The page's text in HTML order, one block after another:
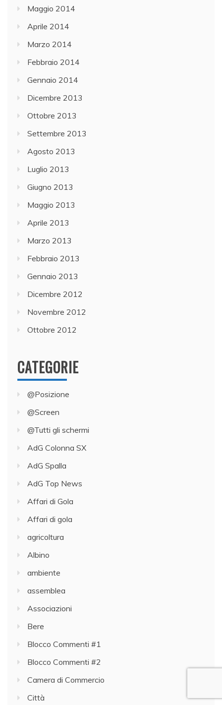
Maggio 2014
Aprile 2014
Marzo 2014
Febbraio 2014
Gennaio 2014
Dicembre 2013
Ottobre 2013
Settembre 2013
Agosto 2013
Luglio 2013
Giugno 2013
Maggio 2013
Aprile 2013
Marzo 2013
Febbraio 2013
Gennaio 2013
Dicembre 2012
Novembre 2012
Ottobre 2012
CATEGORIE
@Posizione
@Screen
@Tutti gli schermi
AdG Colonna SX
AdG Spalla
AdG Top News
Affari di Gola
Affari di gola
agricoltura
Albino
ambiente
assemblea
Associazioni
Bere
Blocco Commenti #1
Blocco Commenti #2
Camera di Commercio
Città